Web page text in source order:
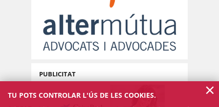
PUBLICITAT
TU POTS CONTROLAR L'ÚS DE LES COOKIES.
×